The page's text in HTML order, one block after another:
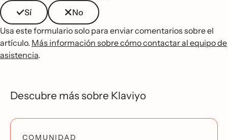
Sí
No
Usa este formulario solo para enviar comentarios sobre el
artículo. Más información sobre cómo contactar al equipo de
asistencia.
Descubre más sobre Klaviyo
COMUNIDAD